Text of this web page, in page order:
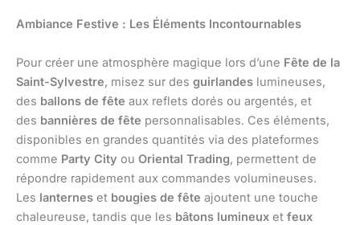
Ambiance Festive : Les Éléments Incontournables
Pour créer une atmosphère magique lors d’une Fête de la
Saint-Sylvestre, misez sur des guirlandes lumineuses,
des ballons de fête aux reflets dorés ou argentés, et
des bannières de fête personnalisables. Ces éléments,
disponibles en grandes quantités via des plateformes
comme Party City ou Oriental Trading, permettent de
répondre rapidement aux commandes volumineuses.
Les lanternes et bougies de fête ajoutent une touche
chaleureuse, tandis que les bâtons lumineux et feux